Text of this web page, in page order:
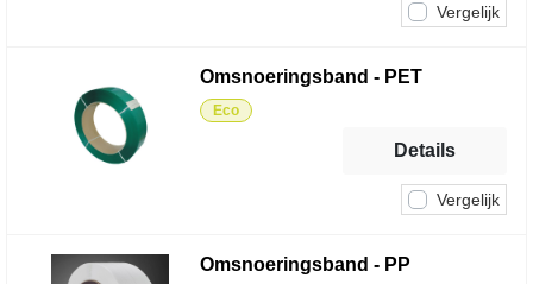
Vergelijk
Omsnoeringsband - PET
Eco
Vergelijk
Details
Omsnoeringsband - PP